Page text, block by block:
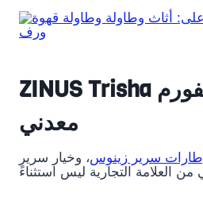
ZINUS Trisha هيكل سرير بلاتفورم
معدني
إطارات سرير زينوس، وخيار سرير